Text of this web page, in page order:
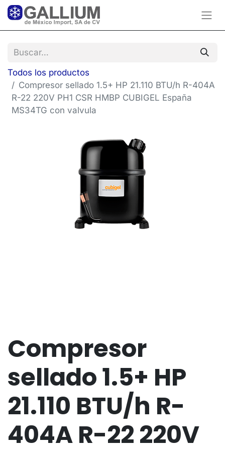
Todos los productos
Compresor sellado 1.5+ HP 21.110 BTU/h R-404A
R-22 220V PH1 CSR HMBP CUBIGEL España
MS34TG con valvula
Compresor
sellado 1.5+ HP
21.110 BTU/h R-
404A R-22 220V